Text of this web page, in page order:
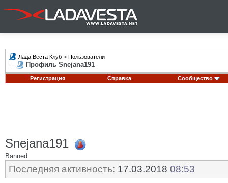
Лада Веста Клуб > Пользователи
Профиль Snejana191
Регистрация Справка Сообщество
Snejana191
Banned
Последняя активность: 17.03.2018 08:53